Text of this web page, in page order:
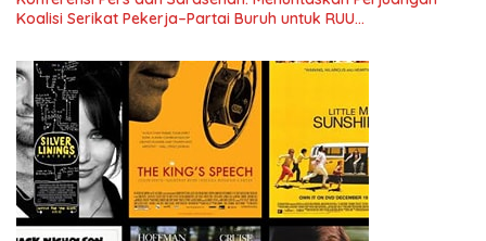
Koalisi Serikat Pekerja–Partai Buruh untuk RUU